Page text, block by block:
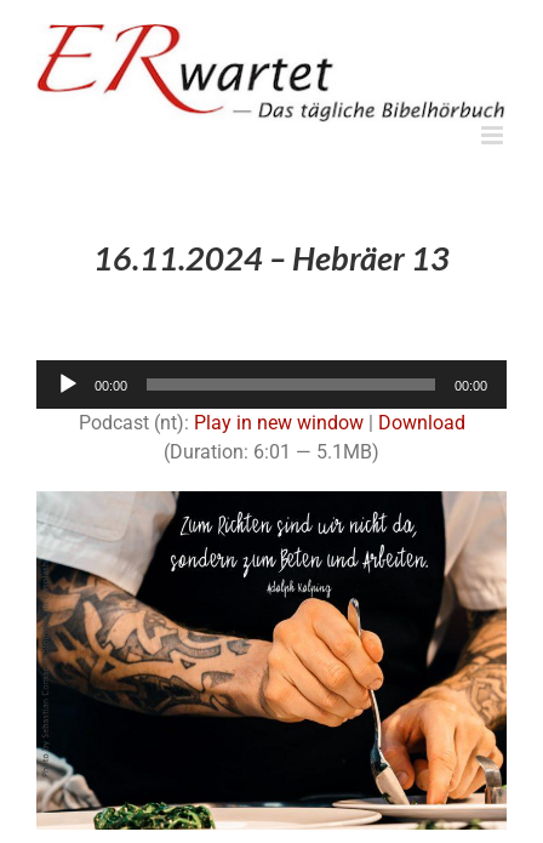
springen
16.11.2024 – Hebräer 13
00:00 00:00
Podcast (nt): Play in new window| Download
(Duration: 6:01 — 5.1MB)